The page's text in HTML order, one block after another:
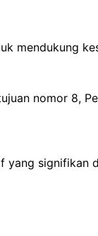
mendukung
nomor 8,
signifikan